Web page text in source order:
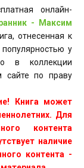
онлайн-
- Максим
отнесенная к
популярностью у
в коллекции
сайте по праву
Книга может
Для
контента
наличие
контента -